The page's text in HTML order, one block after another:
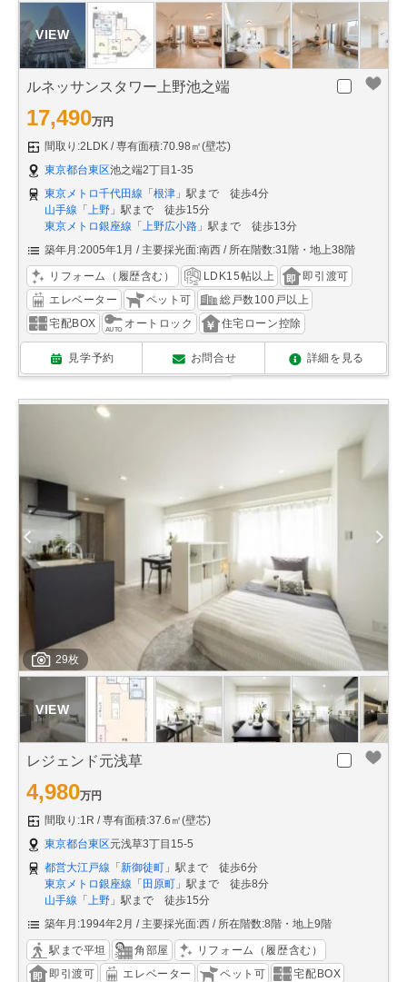
ルネッサンスタワー上野池之端
17,490万円
間取り:2LDK
専有面積:70.98㎡(壁芯)
東京都台東区池之端2丁目1-35
東京メトロ千代田線 「根津 」駅まで 徒歩4分
山手線 「 上野 」駅まで 徒歩15分
東京メトロ銀座線 「 上野広小路 」駅まで 徒歩13分
築年月:2005年1月
主要採光面:南西 所在階数:31階・地上38階
リフォーム（履歴含む） LDK15帖以上
即引渡可
エレベーター
ペット可
総戸数100戸以上
宅配BOX
オートロック 住宅ローン控除
見学予約 お問合せ 詳細を見る
29枚
レジェンド元浅草
4,980万円
間取り:1R
専有面積:37.6㎡(壁芯)
東京都台東区元浅草3丁目15-5
都営大江戸線 「 新御徒町 」駅まで 徒歩6分
東京メトロ銀座線 「 田原町 」駅まで 徒歩8分
山手線 「 上野 」駅まで 徒歩15分
築年月:1994年2月
主要採光面:西 所在階数:8階・地上9階
駅まで平坦 角部屋
リフォーム（履歴含む）
即引渡可
エレベーター ペット可
宅配BOX